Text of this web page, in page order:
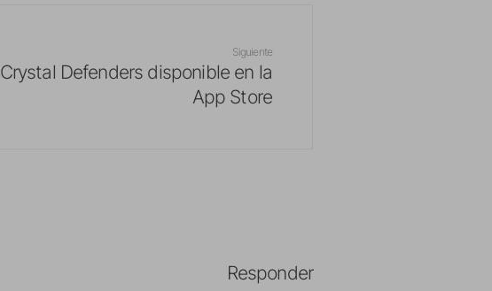
Siguiente
Crystal Defenders disponible en la
App Store
Responder